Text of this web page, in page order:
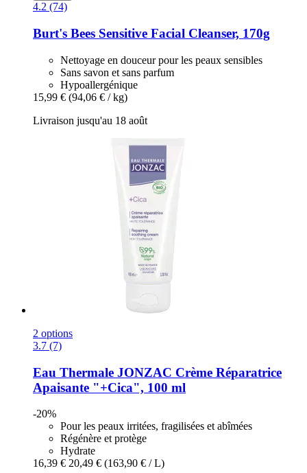
4.2 (74)
Burt's Bees Sensitive Facial Cleanser, 170g
Nettoyage en douceur pour les peaux sensibles
Sans savon et sans parfum
Hypoallergénique
15,99 € (94,06 € / kg)
Livraison jusqu'au 18 août
2 options
3.7 (7)
Eau Thermale JONZAC Crème Réparatrice
Apaisante "+Cica", 100 ml
-20%
Pour les peaux irritées, fragilisées et abîmées
Régénère et protège
Hydrate
16,39 € 20,49 € (163,90 € / L)